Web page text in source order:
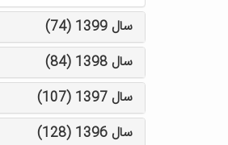
سال 1399 (74)
سال 1398 (84)
سال 1397 (107)
سال 1396 (128)